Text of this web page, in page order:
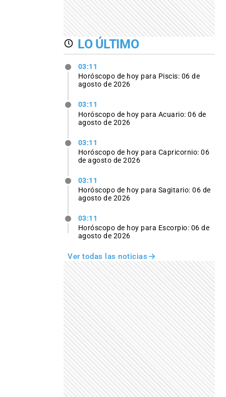
LO ÚLTIMO
03:11
Horóscopo de hoy para Piscis: 06 de
agosto de 2026
03:11
Horóscopo de hoy para Acuario: 06 de
agosto de 2026
03:11
Horóscopo de hoy para Capricornio: 06
de agosto de 2026
03:11
Horóscopo de hoy para Sagitario: 06 de
agosto de 2026
03:11
Horóscopo de hoy para Escorpio: 06 de
agosto de 2026
Ver todas las noticias